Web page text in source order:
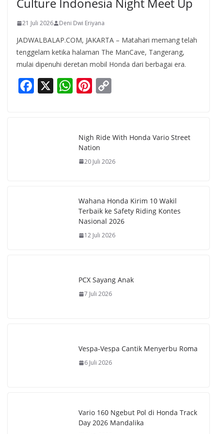
Culture Indonesia Night Meet Up
21 Juli 2026 Deni Dwi Eriyana
JADWALBALAP.COM, JAKARTA – Matahari memang telah
tenggelam ketika halaman The ManCave, Tangerang,
mulai dipenuhi deretan mobil Honda dari berbagai era.
F X W
s
A
p
Pi
e
st
y
n
Nigh Ride With Honda Vario Street
Nation
20 Juli 2026
Wahana Honda Kirim 10 Wakil
Terbaik ke Safety Riding Kontes
Nasional 2026
12 Juli 2026
PCX Sayang Anak
7 Juli 2026
Vespa-Vespa Cantik Menyerbu Roma
6 Juli 2026
Vario 160 Ngebut Pol di Honda Track
Day 2026 Mandalika